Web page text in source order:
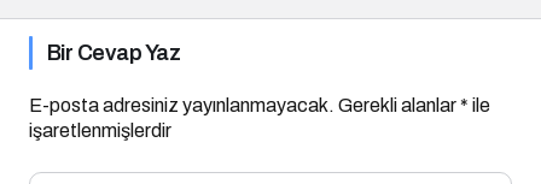
Bir Cevap Yaz
E-posta adresiniz yayınlanmayacak. Gerekli alanlar* ile
işaretlenmişlerdir